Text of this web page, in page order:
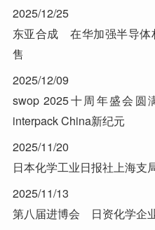
2025/12/25
东亚合成 在华加强半导体
售
2025/12/09
swop 2025十周年盛会
interpack China新纪元
2025/11/20
日本化学工业日报社上海支
2025/11/13
第八届进博会 日资化学企